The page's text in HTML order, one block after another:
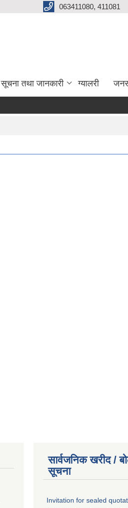
063411080, 411081
सूचना तथा जानकारी ग्यालरी
सार्वजनिक खरीद /
सूचना
Invitation for sealed